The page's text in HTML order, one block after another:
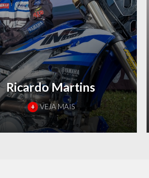
Ricardo Martins
+ VEJA MAIS